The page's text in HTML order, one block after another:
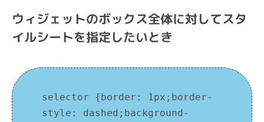
ウィジェットのボックス全体に対してスタ
イルシートを指定したいとき
selector {border: 1px;border-
style: dashed;background-